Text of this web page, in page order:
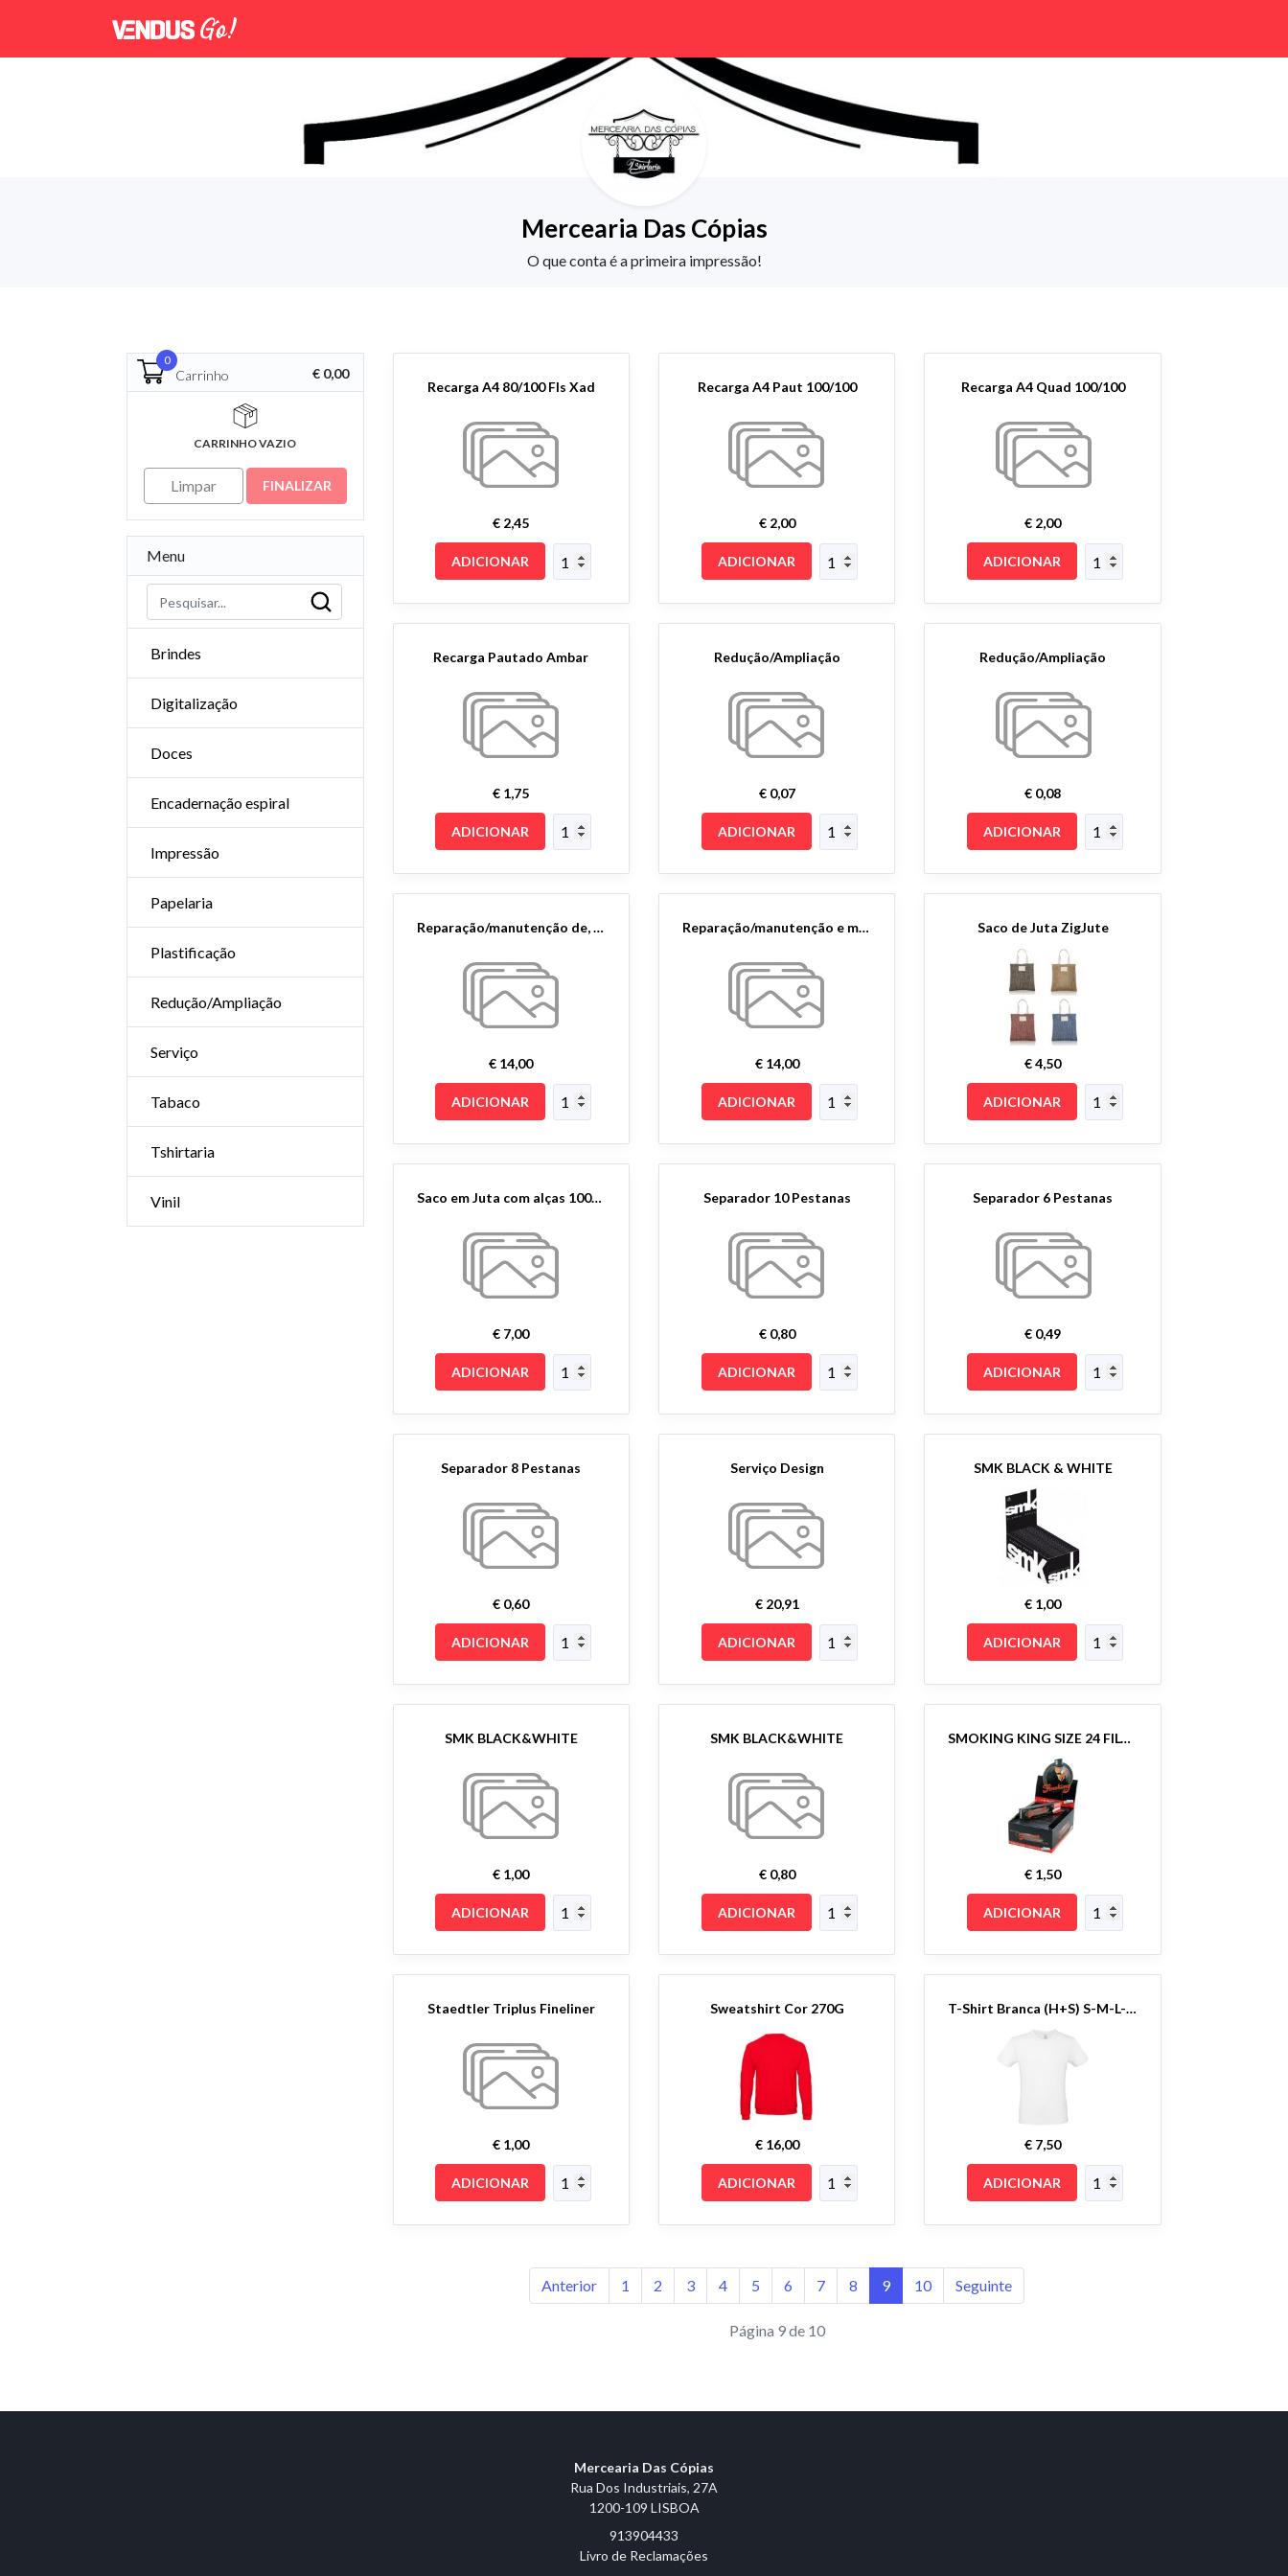
Mercearia Das Cópias
O que conta é a primeira impressão!
0
Carrinho € 0,00
CARRINHO VAZIO
Limpar FINALIZAR
Menu
Brindes
Digitalização
Doces
Encadernação espiral
Impressão
Papelaria
Plastificação
Redução/Ampliação
Serviço
Tabaco
Tshirtaria
Vinil
Recarga A4 80/100 Fls Xad
€ 2,45
ADICIONAR
Recarga A4 Paut 100/100
€ 2,00
ADICIONAR
Recarga A4 Quad 100/100
€ 2,00
ADICIONAR
Recarga Pautado Ambar
€ 1,75
ADICIONAR
Redução/Ampliação
€ 0,07
ADICIONAR
Redução/Ampliação
€ 0,08
ADICIONAR
Reparação/manutenção de, artigos para o lar, mobiliário e material de escritório.
€ 14,00
ADICIONAR
Reparação/manutenção e montagem de, artigos para o lar, mobiliário e material de escritório.
€ 14,00
ADICIONAR
Saco de Juta ZigJute
€ 4,50
ADICIONAR
Saco em Juta com alças 100% algodão
€ 7,00
ADICIONAR
Separador 10 Pestanas
€ 0,80
ADICIONAR
Separador 6 Pestanas
€ 0,49
ADICIONAR
Separador 8 Pestanas
€ 0,60
ADICIONAR
Serviço Design
€ 20,91
ADICIONAR
SMK BLACK & WHITE
€ 1,00
ADICIONAR
SMK BLACK&WHITE
€ 1,00
ADICIONAR
SMK BLACK&WHITE
€ 0,80
ADICIONAR
SMOKING KING SIZE 24 FILTROS
€ 1,50
ADICIONAR
Staedtler Triplus Fineliner
€ 1,00
ADICIONAR
Sweatshirt Cor 270G
€ 16,00
ADICIONAR
T-Shirt Branca (H+S) S-M-L-XL C/Estampa Frente
€ 7,50
ADICIONAR
Anterior 1 2 3 4 5 6 7 8 9 10 Seguinte
Página 9 de 10
Mercearia Das Cópias
Rua Dos Industriais, 27A
1200-109 LISBOA
913904433
Livro de Reclamações